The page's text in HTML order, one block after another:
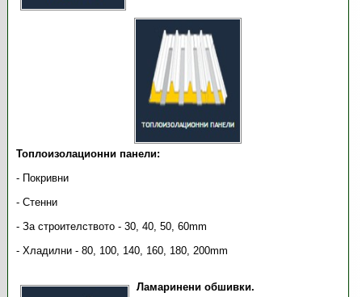
Топлоизолационни панели:
- Покривни
- Стенни
- За строителството - 30, 40, 50, 60mm
- Хладилни - 80, 100, 140, 160, 180, 200mm
Ламаринени обшивки.